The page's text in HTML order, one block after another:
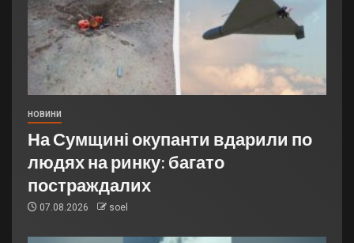
НОВИНИ
На Сумщині окупанти вдарили по
людях на ринку: багато
постраждалих
07.08.2026 soel